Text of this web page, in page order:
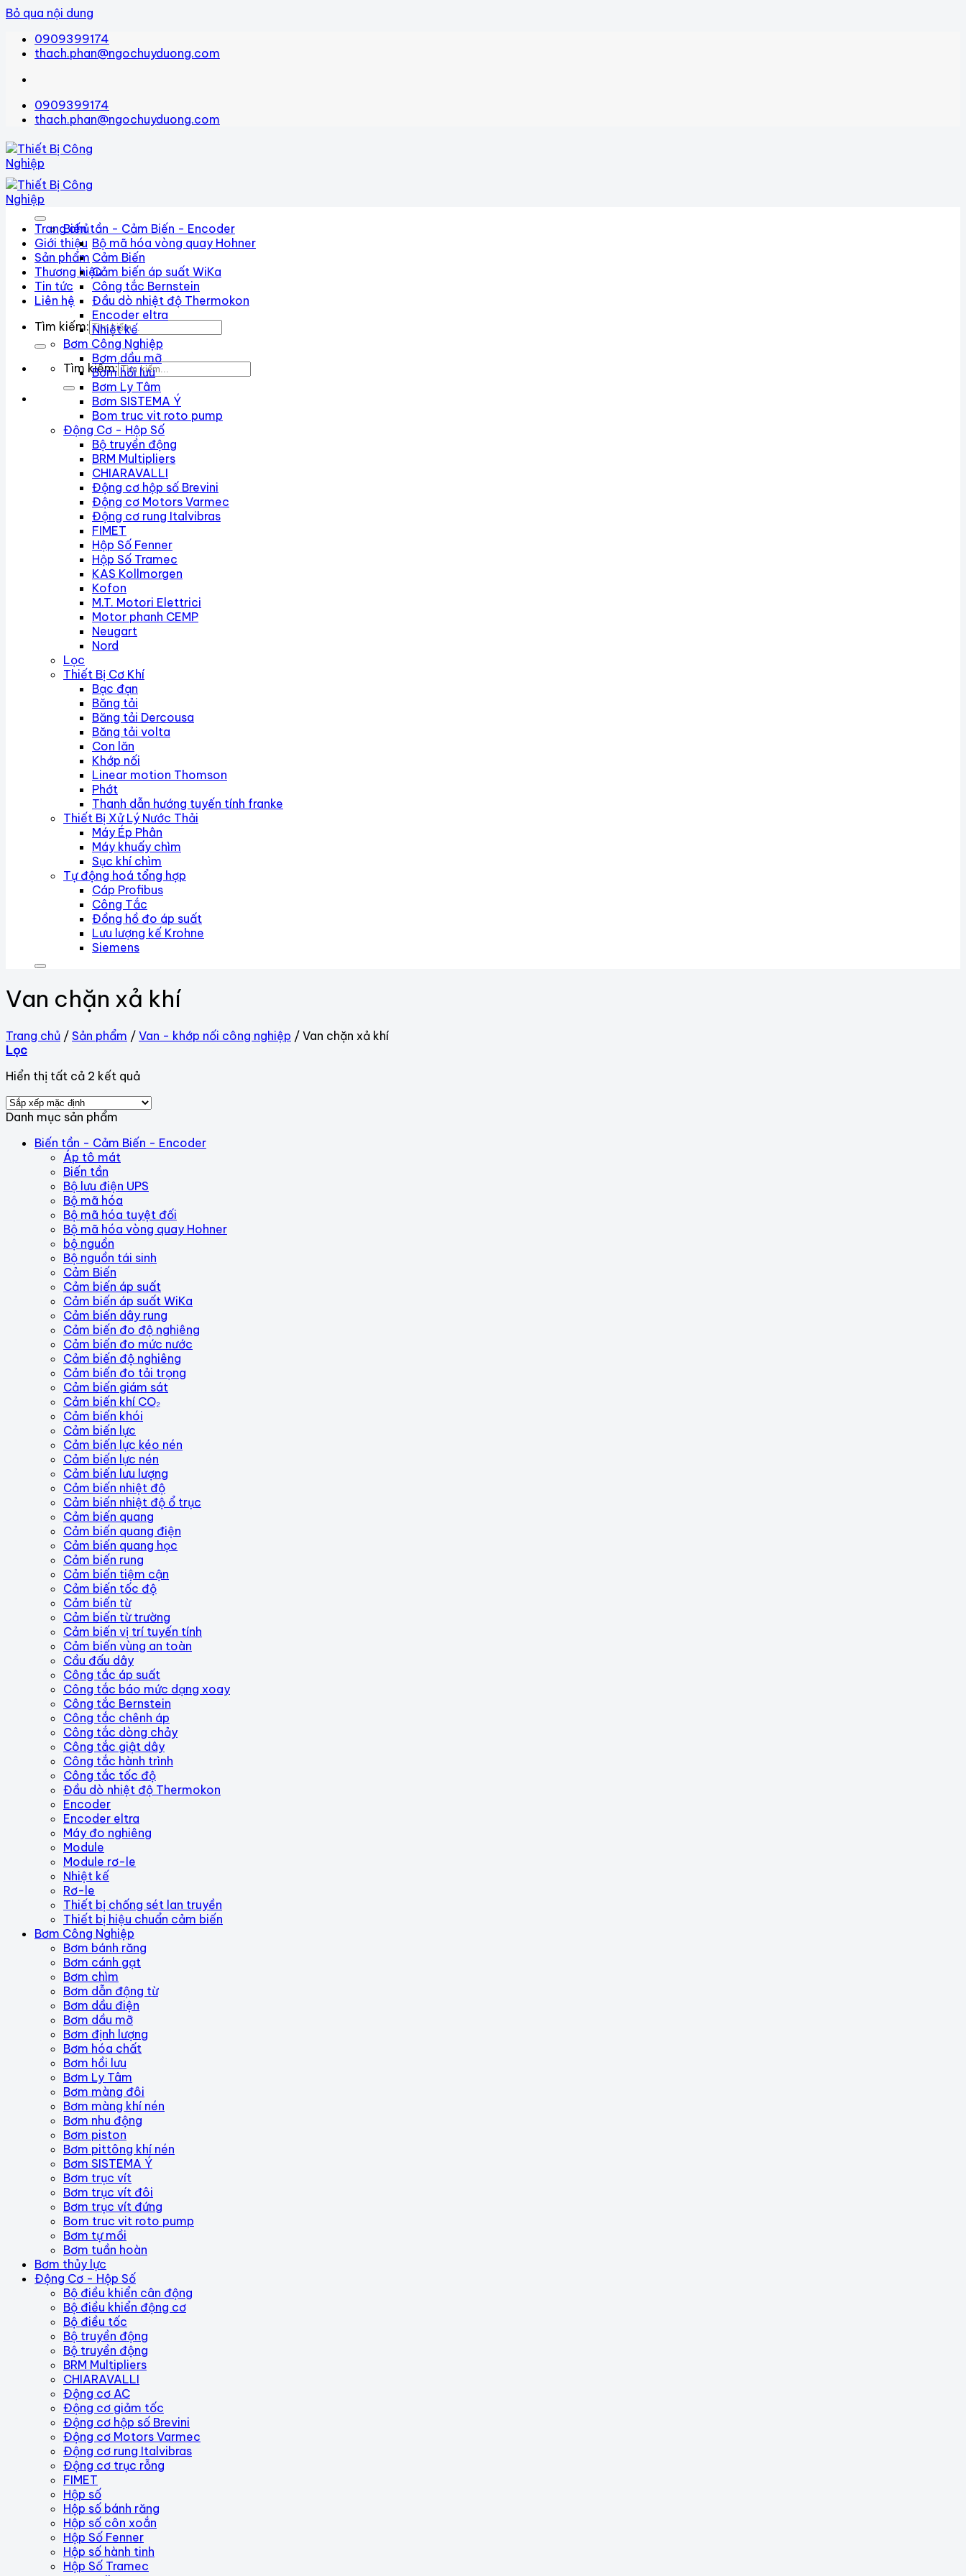
Bỏ qua nội dung
0909399174
thach.phan@ngochuyduong.com
0909399174
thach.phan@ngochuyduong.com
Trang chủ
Giới thiệu
Sản phẩm
Thương hiệu
Tin tức
Liên hệ
Tìm kiếm:
Tìm kiếm:
Biến tần - Cảm Biến - Encoder
Bộ mã hóa vòng quay Hohner
Cảm Biến
Cảm biến áp suất WiKa
Công tắc Bernstein
Đầu dò nhiệt độ Thermokon
Encoder eltra
Nhiệt kế
Bơm Công Nghiệp
Bơm dầu mỡ
Bơm hồi lưu
Bơm Ly Tâm
Bơm SISTEMA Ý
Bom truc vit roto pump
Động Cơ - Hộp Số
Bộ truyền động
BRM Multipliers
CHIARAVALLI
Động cơ hộp số Brevini
Động cơ Motors Varmec
Động cơ rung Italvibras
FIMET
Hộp Số Fenner
Hộp Số Tramec
KAS Kollmorgen
Kofon
M.T. Motori Elettrici
Motor phanh CEMP
Neugart
Nord
Lọc
Thiết Bị Cơ Khí
Bạc đạn
Băng tải
Băng tải Dercousa
Băng tải volta
Con lăn
Khớp nối
Linear motion Thomson
Phớt
Thanh dẫn hướng tuyến tính franke
Thiết Bị Xử Lý Nước Thải
Máy Ép Phân
Máy khuấy chìm
Sục khí chìm
Tự động hoá tổng hợp
Cáp Profibus
Công Tắc
Đồng hồ đo áp suất
Lưu lượng kế Krohne
Siemens
Van chặn xả khí
Trang chủ / Sản phẩm / Van - khớp nối công nghiệp / Van chặn xả khí
Lọc
Hiển thị tất cả 2 kết quả
Danh mục sản phẩm
Biến tần - Cảm Biến - Encoder
Áp tô mát
Biến tần
Bộ lưu điện UPS
Bộ mã hóa
Bộ mã hóa tuyệt đối
Bộ mã hóa vòng quay Hohner
bộ nguồn
Bộ nguồn tái sinh
Cảm Biến
Cảm biến áp suất
Cảm biến áp suất WiKa
Cảm biến dây rung
Cảm biến đo độ nghiêng
Cảm biến đo mức nước
Cảm biến độ nghiêng
Cảm biến đo tải trọng
Cảm biến giám sát
Cảm biến khí CO₂
Cảm biến khói
Cảm biến lực
Cảm biến lực kéo nén
Cảm biến lực nén
Cảm biến lưu lượng
Cảm biến nhiệt độ
Cảm biến nhiệt độ ổ trục
Cảm biến quang
Cảm biến quang điện
Cảm biến quang học
Cảm biến rung
Cảm biến tiệm cận
Cảm biến tốc độ
Cảm biến từ
Cảm biến từ trường
Cảm biến vị trí tuyến tính
Cảm biến vùng an toàn
Cầu đấu dây
Công tắc áp suất
Công tắc báo mức dạng xoay
Công tắc Bernstein
Công tắc chênh áp
Công tắc dòng chảy
Công tắc giật dây
Công tắc hành trình
Công tắc tốc độ
Đầu dò nhiệt độ Thermokon
Encoder
Encoder eltra
Máy đo nghiêng
Module
Module rơ-le
Nhiệt kế
Rơ-le
Thiết bị chống sét lan truyền
Thiết bị hiệu chuẩn cảm biến
Bơm Công Nghiệp
Bơm bánh răng
Bơm cánh gạt
Bơm chìm
Bơm dẫn động từ
Bơm dầu điện
Bơm dầu mỡ
Bơm định lượng
Bơm hóa chất
Bơm hồi lưu
Bơm Ly Tâm
Bơm màng đôi
Bơm màng khí nén
Bơm nhu động
Bơm piston
Bơm pittông khí nén
Bơm SISTEMA Ý
Bơm trục vít
Bơm trục vít đôi
Bơm trục vít đứng
Bom truc vit roto pump
Bơm tự mồi
Bơm tuần hoàn
Bơm thủy lực
Động Cơ - Hộp Số
Bộ điều khiển cân động
Bộ điều khiển động cơ
Bộ điều tốc
Bộ truyền động
Bộ truyền động
BRM Multipliers
CHIARAVALLI
Động cơ AC
Động cơ giảm tốc
Động cơ hộp số Brevini
Động cơ Motors Varmec
Động cơ rung Italvibras
Động cơ trục rỗng
FIMET
Hộp số
Hộp số bánh răng
Hộp số côn xoắn
Hộp Số Fenner
Hộp số hành tinh
Hộp Số Tramec